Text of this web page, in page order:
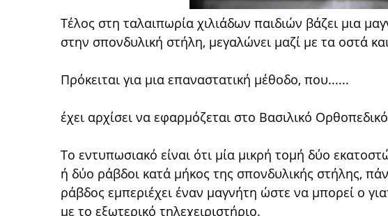
Τέλος στη ταλαιπωρία χιλιάδων παιδιών βάζει μια
στην σπονδυλική στήλη, μεγαλώνει μαζί με τα οστά
Πρόκειται για μια επαναστατική μέθοδο, που......
έχει αρχίσει να εφαρμόζεται στο Βασιλικό
Το εντυπωσιακό είναι ότι μία μικρή τομή δύο
ή δύο ράβδοι κατά μήκος της σπονδυλικής στήλης,
ράβδος εμπεριέχει έναν μαγνήτη ώστε να μπορεί ο
με το εξωτερικό τηλεχειριστήριο.